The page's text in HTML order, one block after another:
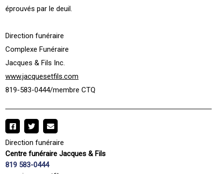
éprouvés par le deuil.
Direction funéraire
Complexe Funéraire
Jacques & Fils Inc.
www.jacquesetfils.com
819-583-0444/membre CTQ
Direction funéraire
Centre funéraire Jacques & Fils
819 583-0444